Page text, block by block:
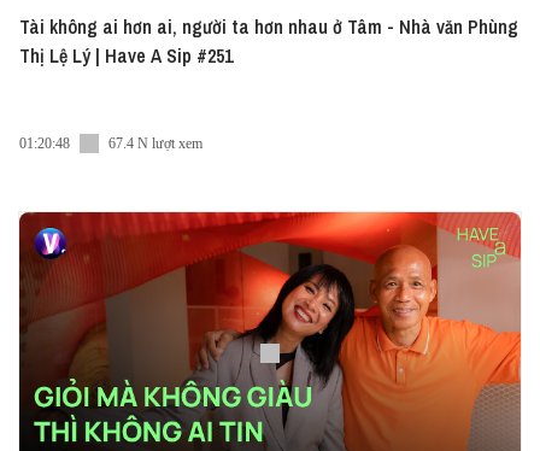
Tài không ai hơn ai, người ta hơn nhau ở Tâm - Nhà văn Phùng
Thị Lệ Lý | Have A Sip #251
01:20:48 67.4 N lượt xem